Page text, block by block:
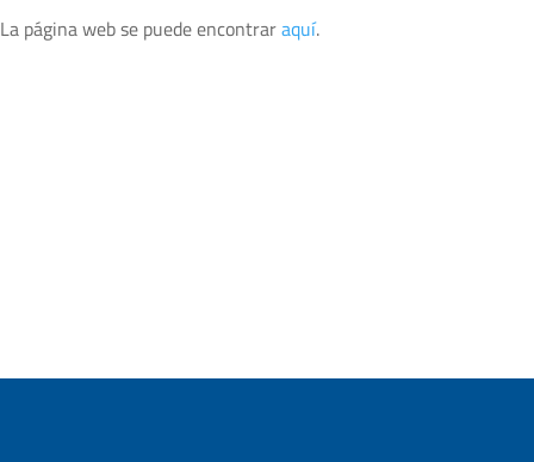
La página web se puede encontraraquí.